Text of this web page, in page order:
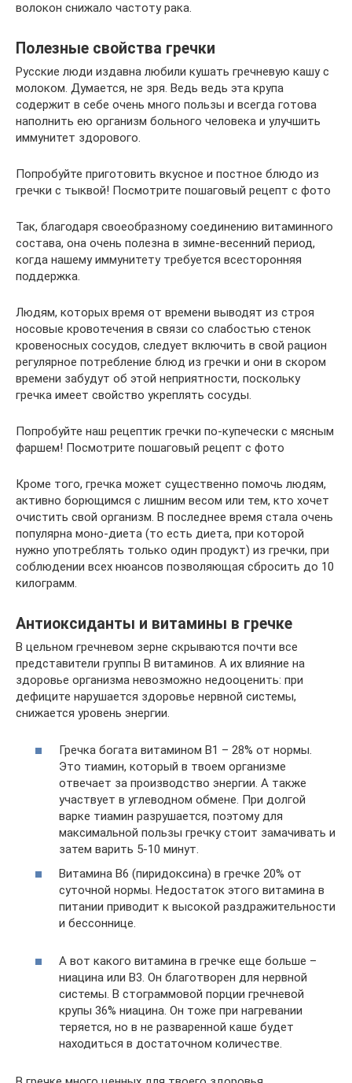
волокон снижало частоту рака.
Полезные свойства гречки
Русские люди издавна любили кушать гречневую кашу с
молоком. Думается, не зря. Ведь ведь эта крупа
содержит в себе очень много пользы и всегда готова
наполнить ею организм больного человека и улучшить
иммунитет здорового.
Попробуйте приготовить вкусное и постное блюдо из
гречки с тыквой! Посмотрите пошаговый рецепт с фото
Так, благодаря своеобразному соединению витаминного
состава, она очень полезна в зимне-весенний период,
когда нашему иммунитету требуется всесторонняя
поддержка.
Людям, которых время от времени выводят из строя
носовые кровотечения в связи со слабостью стенок
кровеносных сосудов, следует включить в свой рацион
регулярное потребление блюд из гречки и они в скором
времени забудут об этой неприятности, поскольку
гречка имеет свойство укреплять сосуды.
Попробуйте наш рецептик гречки по-купечески с мясным
фаршем! Посмотрите пошаговый рецепт с фото
Кроме того, гречка может существенно помочь людям,
активно борющимся с лишним весом или тем, кто хочет
очистить свой организм. В последнее время стала очень
популярна моно-диета (то есть диета, при которой
нужно употреблять только один продукт) из гречки, при
соблюдении всех нюансов позволяющая сбросить до 10
килограмм.
Антиоксиданты и витамины в гречке
В цельном гречневом зерне скрываются почти все
представители группы В витаминов. А их влияние на
здоровье организма невозможно недооценить: при
дефиците нарушается здоровье нервной системы,
снижается уровень энергии.
Гречка богата витамином В1 – 28% от нормы.
Это тиамин, который в твоем организме
отвечает за производство энергии. А также
участвует в углеводном обмене. При долгой
варке тиамин разрушается, поэтому для
максимальной пользы гречку стоит замачивать и
затем варить 5-10 минут.
Витамина В6 (пиридоксина) в гречке 20% от
суточной нормы. Недостаток этого витамина в
питании приводит к высокой раздражительности
и бессоннице.
А вот какого витамина в гречке еще больше –
ниацина или В3. Он благотворен для нервной
системы. В стограммовой порции гречневой
крупы 36% ниацина. Он тоже при нагревании
теряется, но в не разваренной каше будет
находиться в достаточном количестве.